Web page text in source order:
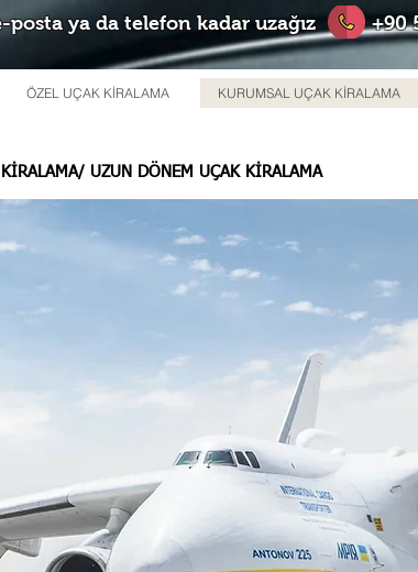
ÖZEL UÇAK KİRALAMA KURUMSAL UÇAK KİRALAMA
posta ya da telefon kadar uzağız +90
UZUN DÖNEM UÇAK KİRALAMA